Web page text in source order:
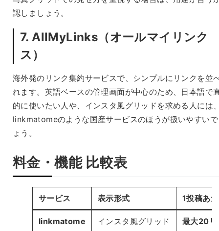
認しましょう。
7. AllMyLinks（オールマイリンク
ス）
海外発のリンク集約サービスで、シンプルにリンクを並
れます。英語ベースの管理画面が中心のため、日本語で
的に使いたい人や、インスタ風グリッドを求める人には
linkmatomeのような国産サービスのほうが扱いやすい
ょう。
料金・機能 比較表
サービス 表示形式 1投稿あ
linkmatome インスタ風グリッド 最大20リ